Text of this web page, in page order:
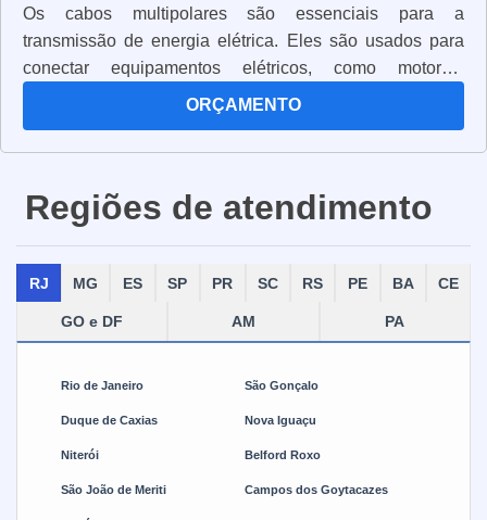
Os cabos multipolares são essenciais para a
transmissão de energia elétrica. Eles são usados para
conectar equipamentos elétricos, como motores,
transformadores, geradores e outros dispositivos. Os
resistentes e de alta qualidade, para garantir a
Além disso, eles são projetados para suportar altas
temperaturas e vibrações, para que possam ser usados
são projetados para serem flexíveis, para que possam
ser instalados em locais de difícil acesso. Eles são a
solução ideal para a transmissão de energia elétrica em
eficiência e durabilidade.
ORÇAMENTO
Regiões de atendimento
RJ MG ES SP PR SC RS PE BA CE
GO e DF AM PA
Rio de Janeiro São Gonçalo
Duque de Caxias Nova Iguaçu
Niterói Belford Roxo
São João de Meriti Campos dos Goytacazes